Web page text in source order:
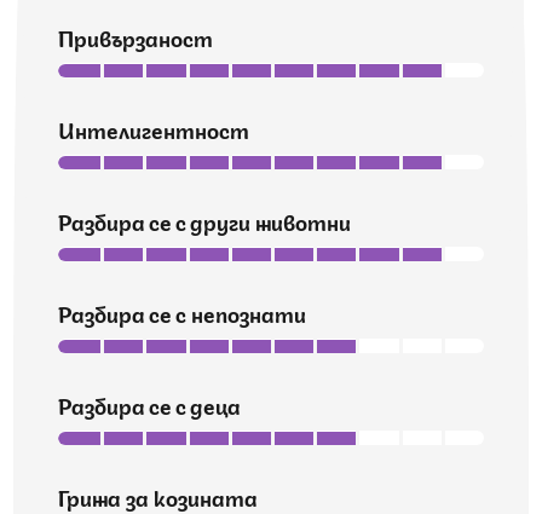
Привързаност
Интелигентност
Разбира се с други животни
Разбира се с непознати
Разбира се с деца
Грижа за козината